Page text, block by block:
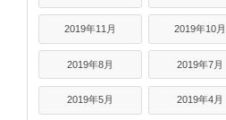
2019年11月 2019年10月
2019年8月 2019年7月
2019年5月 2019年4月